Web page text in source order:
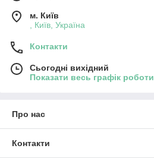
м. Київ
, Київ, Україна
Контакти
Сьогодні вихідний
Показати весь графік роботи
Про нас
Контакти